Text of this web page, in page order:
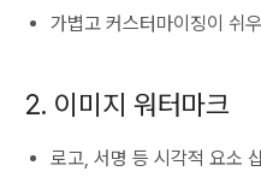
가볍고 커스터마이징이 쉬
2. 이미지 워터마크
로고, 서명 등 시각적 요소